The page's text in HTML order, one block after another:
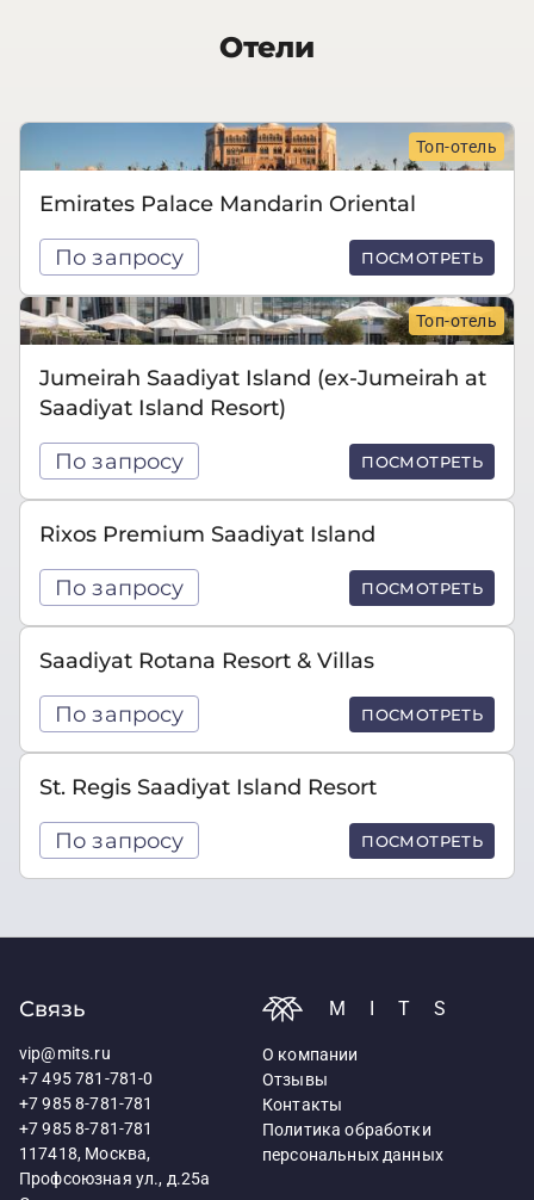
Отели
Топ-отель
Emirates Palace Mandarin Oriental
По запросу ПОСМОТРЕТЬ
Топ-отель
Jumeirah Saadiyat Island (ex-Jumeirah at
Saadiyat Island Resort)
По запросу ПОСМОТРЕТЬ
Rixos Premium Saadiyat Island
По запросу ПОСМОТРЕТЬ
Saadiyat Rotana Resort & Villas
По запросу ПОСМОТРЕТЬ
St. Regis Saadiyat Island Resort
По запросу ПОСМОТРЕТЬ
Связь
vip@mits.ru
+7 495 781-781-0
+7 985 8-781-781
+7 985 8-781-781
117418, Москва,
Профсоюзная ул., д.25а
MITS
О компании
Отзывы
Контакты
Политика обработки
персональных данных